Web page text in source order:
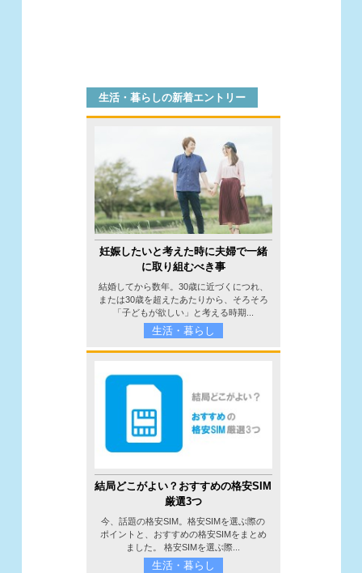
生活・暮らしの新着エントリー
妊娠したいと考えた時に夫婦で一緒
に取り組むべき事
結婚してから数年。30歳に近づくにつれ、
または30歳を超えたあたりから、そろそろ
「子どもが欲しい」と考える時期...
生活・暮らし
結局どこがよい？おすすめの格安SIM
厳選3つ
今、話題の格安SIM。格安SIMを選ぶ際の
ポイントと、おすすめの格安SIMをまとめ
ました。 格安SIMを選ぶ際...
生活・暮らし